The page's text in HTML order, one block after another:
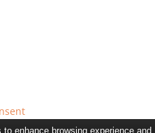
enhance browsing experience and